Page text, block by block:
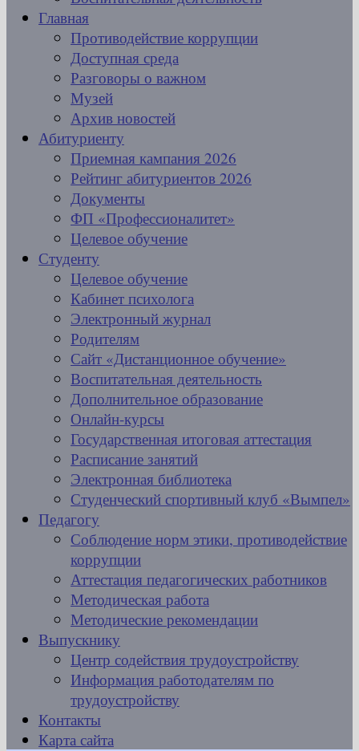
Главная
Противодействие коррупции
Доступная среда
Разговоры о важном
Музей
Архив новостей
Абитуриенту
Приемная кампания 2026
Рейтинг абитуриентов 2026
Документы
ФП «Профессионалитет»
Целевое обучение
Студенту
Целевое обучение
Кабинет психолога
Электронный журнал
Родителям
Сайт «Дистанционное обучение»
Воспитательная деятельность
Дополнительное образование
Онлайн-курсы
Государственная итоговая аттестация
Расписание занятий
Электронная библиотека
Студенческий спортивный клуб «Вымпел»
Педагогу
Соблюдение норм этики, противодействие
коррупции
Аттестация педагогических работников
Методическая работа
Методические рекомендации
Выпускнику
Центр содействия трудоустройству
Информация работодателям по
трудоустройству
Контакты
Карта сайта